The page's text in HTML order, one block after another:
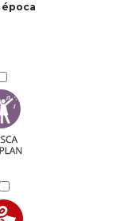
época